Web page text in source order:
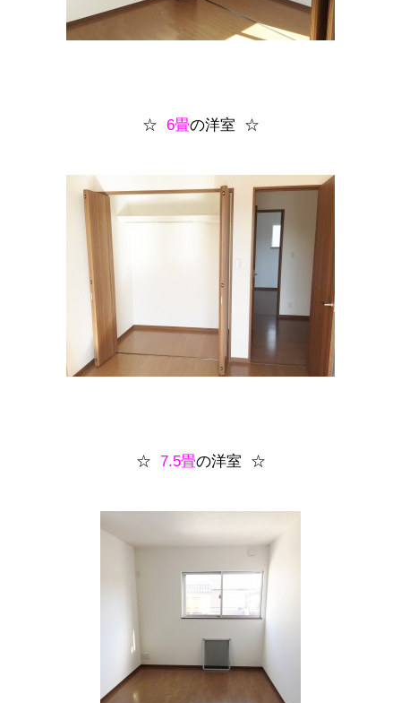
☆ 6畳の洋室 ☆
☆ 7.5畳の洋室 ☆